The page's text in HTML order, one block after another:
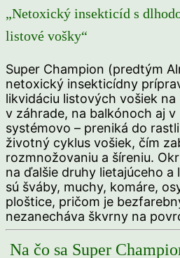
„Netoxický insekticíd s
listové vošky“
Super Champion (predtým
netoxický insekticídny
likvidáciu listových vošiek
v záhrade, na balkónoch aj
systémovo – preniká do
životný cyklus vošiek, čím
rozmnožovaniu a šíreniu.
na ďalšie druhy lietajúceho a
sú šváby, muchy, komáre,
ploštice, pričom je
nezanecháva škvrny na
Na čo sa Super